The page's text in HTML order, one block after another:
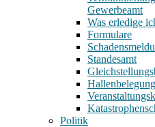
Gewerbeamt
Was erledige
Formulare
Standesamt
Hallenbelegung
Politik